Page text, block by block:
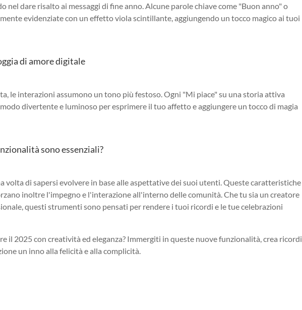
nel dare risalto ai messaggi di fine anno. Alcune parole chiave come "Buon anno" o
evidenziate con un effetto viola scintillante, aggiungendo un tocco magico ai tuoi
di amore digitale
le interazioni assumono un tono più festoso. Ogni "Mi piace" su una storia attiva
divertente e luminoso per esprimere il tuo affetto e aggiungere un tocco di magia
sono essenziali?
volta di sapersi evolvere in base alle aspettative dei suoi utenti. Queste caratteristiche
inoltre l'impegno e l'interazione all'interno delle comunità. Che tu sia un creatore
questi strumenti sono pensati per rendere i tuoi ricordi e le tue celebrazioni
il 2025 con creatività ed eleganza? Immergiti in queste nuove funzionalità, crea ricordi
un inno alla felicità e alla complicità.